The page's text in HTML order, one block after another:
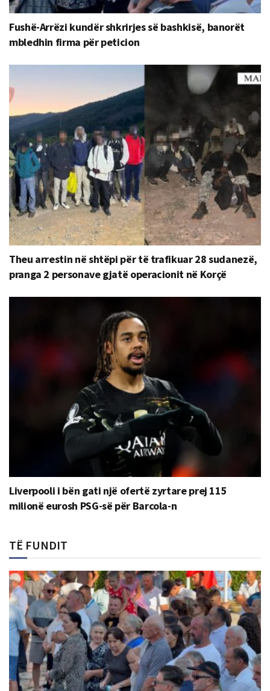
Fushë-Arrëzi kundër shkrirjes së bashkisë, banorët
mbledhin firma për peticion
Theu arrestin në shtëpi për të trafikuar 28 sudanezë,
pranga 2 personave gjatë operacionit në Korçë
Liverpooli i bën gati një ofertë zyrtare prej 115
milionë eurosh PSG-së për Barcola-n
TË FUNDIT